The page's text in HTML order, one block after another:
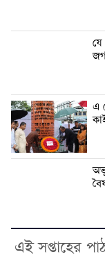
এ
এই সপ্তাহের